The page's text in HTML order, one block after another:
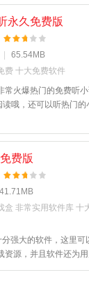
永久免费版
65.54MB
费 十大免费软件
火爆热门的免费听小
哦，还可以听热门的
app的用户快来520游
费版
41.71MB
盒 非常实用软件库 十
强大的软件，这里可
资源，并且软件还为
能够轻松流畅的进行